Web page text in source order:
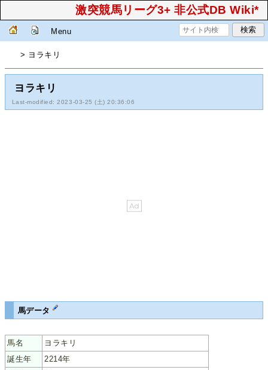
激突競馬リーグ3+ 非公式DB Wiki*
Menu
> ヨラキリ
ヨラキリ
Last-modified: 2023-03-25 (土) 20:36:06
馬データ
馬名
ヨラキリ
誕生年
2214年